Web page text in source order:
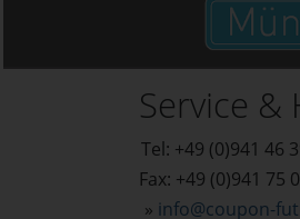
Service &
Tel: +49 (0)941 46
Fax: +49 (0)941 75
» info@coupon-